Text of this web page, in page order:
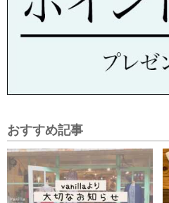
おすすめ記事